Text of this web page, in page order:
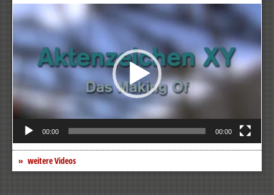
Video-
Player
00:00 00:00
weitere Videos